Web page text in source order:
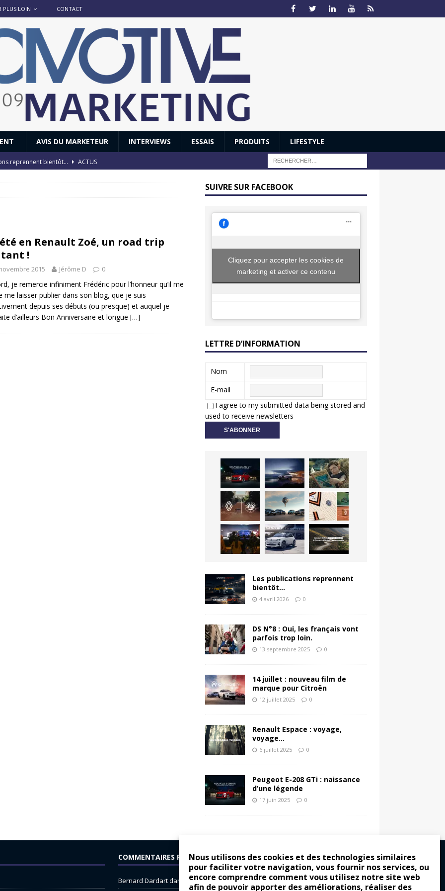
Nous utilisons des cookies et des technologies similaires
pour faciliter votre navigation, vous fournir nos services, ou
encore comprendre comment vous utilisez notre site web
afin de pouvoir apporter des améliorations, réaliser des
PLUS LOIN CONTACT
AVIS DU MARKETEUR INTERVIEWS ESSAIS PRODUITS LIFESTYLE
reprennent bientôt…
ACTUS
Honda dévoile un spot publicitaire… confiné! ACTUS
en Renault Zoé, un road trip
!
2015 Jérôme D 0
je remercie infiniment Frédéric pour l’honneur qu’il me
me laisser publier dans son blog, que je suis
depuis ses débuts (ou presque) et auquel je
d’ailleurs Bon Anniversaire et longue […]
SUIVRE SUR FACEBOOK
Cliquez pour accepter les cookies de
marketing et activer ce contenu
LETTRE D’INFORMATION
Nom
E-mail
I agree to my submitted data being stored and
used to receive newsletters
Les publications reprennent
bientôt…
4 avril 2026 0
DS N°8 : Oui, les français vont
parfois trop loin.
13 septembre 2025 0
14 juillet : nouveau film de
marque pour Citroën
12 juillet 2025 0
Renault Espace : voyage,
voyage…
6 juillet 2025 0
Peugeot E-208 GTi : naissance
d’une légende
17 juin 2025 0
COMMENTAIRES RÉCENTS
Bernard Dardartdans Dacia Sandero : pour les gens vrais